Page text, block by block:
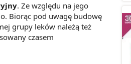
. Ze względu na jego
Biorąc pod uwagę budowę
grupy leków należą też
czasem